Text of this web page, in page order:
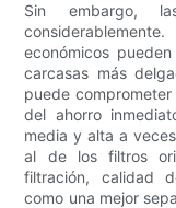
Sin embargo,
económicos
carcasas más
puede
del ahorro
media y alta a
al de los filtros
filtración, calidad
como una mejor